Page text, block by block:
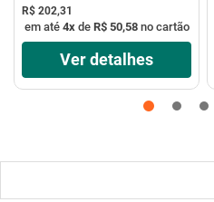
R$ 202,31
em até 4xde R$ 50,58no cartão
Ver detalhes